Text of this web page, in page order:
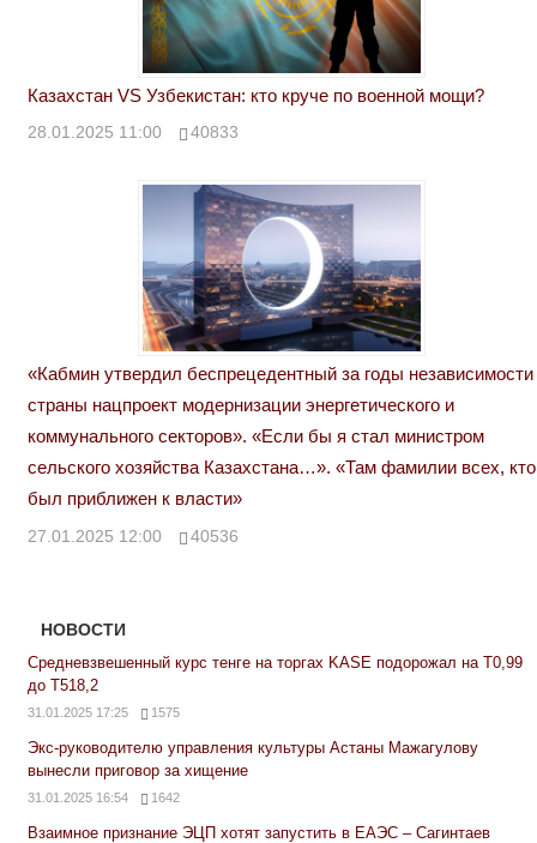
Казахстан VS Узбекистан: кто круче по военной мощи?
28.01.2025 11:00 40833
«Кабмин утвердил беспрецедентный за годы независимости
страны нацпроект модернизации энергетического и
коммунального секторов». «Если бы я стал министром
сельского хозяйства Казахстана…». «Там фамилии всех, кто
был приближен к власти»
27.01.2025 12:00 40536
НОВОСТИ
Средневзвешенный курс тенге на торгах KASE подорожал на Т0,99
до Т518,2
31.01.2025 17:25 1575
Экс-руководителю управления культуры Астаны Мажагулову
вынесли приговор за хищение
31.01.2025 16:54 1642
Взаимное признание ЭЦП хотят запустить в ЕАЭС – Сагинтаев